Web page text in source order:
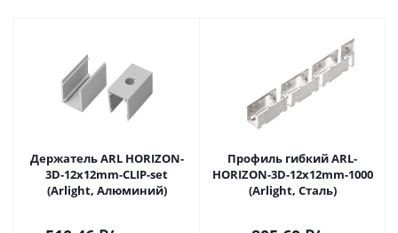
Держатель ARL HORIZON-
3D-12x12mm-CLIP-set
(Arlight, Алюминий)
Профиль гибкий ARL-
HORIZON-3D-12x12mm-1000
(Arlight, Сталь)